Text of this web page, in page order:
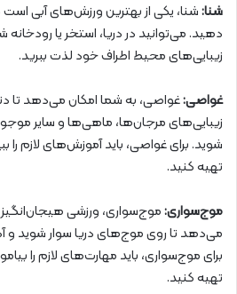
شنا:شنا، یکی از بهترین ورزش‌های آبی
دهید. می‌توانید در دریا، استخر یا
زیبایی‌های محیط اطراف خود لذت ببرید.
غواصی:غواصی، به شما امکان می‌دهد تا
زیبایی‌های مرجان‌ها، ماهی‌ها و سایر
شوید. برای غواصی، باید آموزش‌های لازم را
تهیه کنید.
موج‌سواری:موج‌سواری، ورزشی
می‌دهد تا روی موج‌های دریا سوار شوید و
برای موج‌سواری، باید مهارت‌های لازم را
تهیه کنید.